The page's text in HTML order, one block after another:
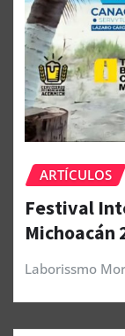
ARTÍCULOS
Festival
Michoacán
Laborissmo